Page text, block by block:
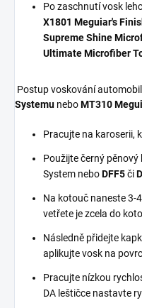
Po zaschnutí vosk
X1801 Meguiar's
Supreme Shine
Ultimate Microfiber
Postup voskování
Systemu neboMT310
Pracujte na karoserii,
Použijte černý pěnový
System neboDFF5či
Na kotouč naneste 3-
vetřete je zcela do
Následně přidejte
aplikujte vosk na
Pracujte nízkou
DA leštičce nastavte